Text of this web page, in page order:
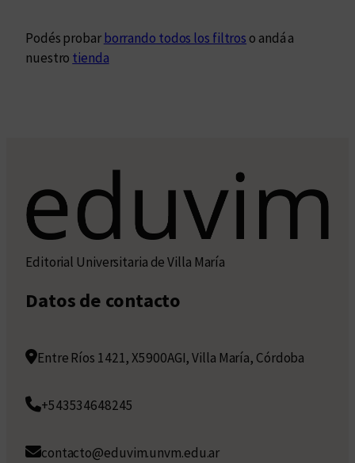
Podés probarborrando todos los filtros o andá a
nuestro tienda
Editorial Universitaria de Villa María
Datos de contacto
Entre Ríos 1421, X5900AGI, Villa María, Córdoba
+543534648245
contacto@eduvim.unvm.edu.ar